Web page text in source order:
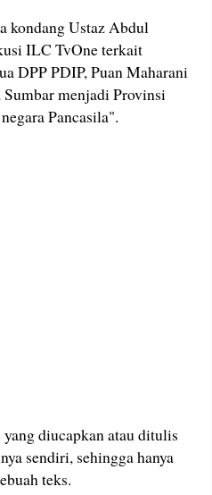
kondang Ustaz Abdul
ILC TvOne terkait
DPP PDIP, Puan Maharani
Sumbar menjadi Provinsi
Pancasila".
diucapkan atau ditulis
sendiri, sehingga hanya
teks.